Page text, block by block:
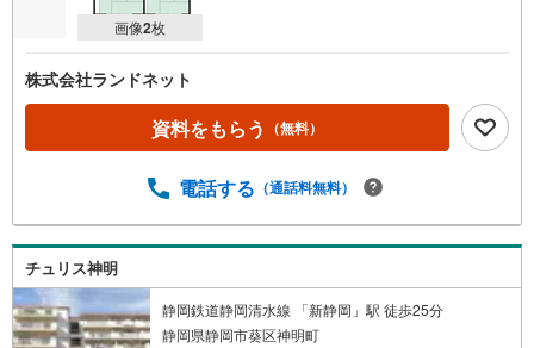
画像2枚
株式会社ランドネット
資料をもらう （無料）
電話する （通話料無料）
チュリス神明
静岡鉄道静岡清水線 「新静岡」駅 徒歩25分
静岡県静岡市葵区神明町